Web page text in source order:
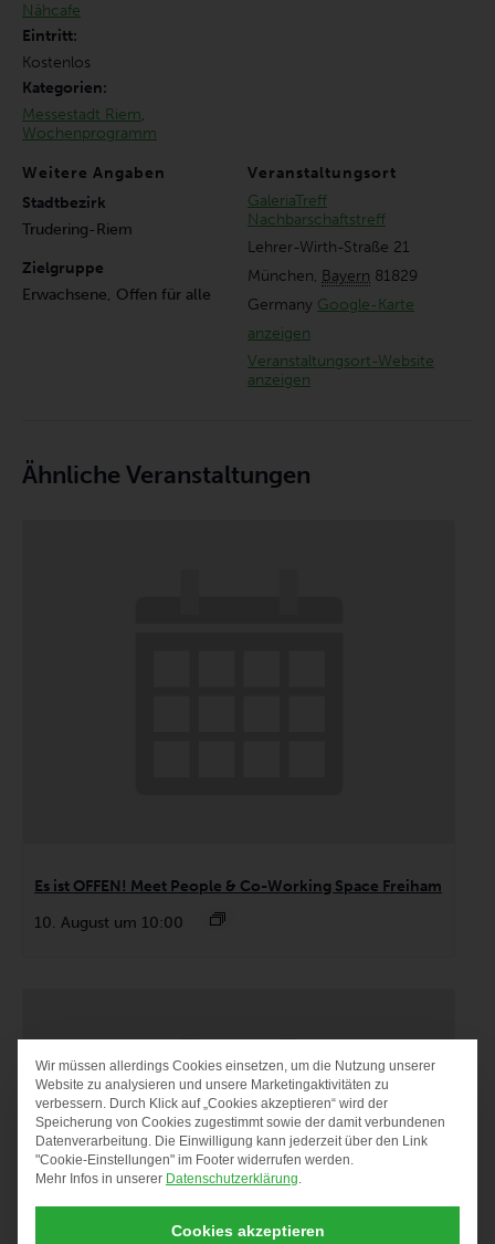
Nähcafe
Eintritt:
Kostenlos
Kategorien:
Messestadt Riem,
Wochenprogramm
Veranstaltungsort
GaleriaTreff
Nachbarschaftstreff
Lehrer-Wirth-Straße 21
München, Bayern 81829
Germany Google-Karte
anzeigen
Veranstaltungsort-Website
anzeigen
Weitere Angaben
Stadtbezirk
Trudering-Riem
Zielgruppe
Erwachsene, Offen für alle
Ähnliche Veranstaltungen
Es ist OFFEN! Meet People & Co-Working Space Freiham
10. August um 10:00
DATENSCHUTZ-
Wir müssen allerdings Cookies einsetzen, um die Nutzung unserer
Website zu analysieren und unsere Marketingaktivitäten zu
verbessern. Durch Klick auf „Cookies akzeptieren“ wird der
Speicherung von Cookies zugestimmt sowie der damit verbundenen
Datenverarbeitung. Die Einwilligung kann jederzeit über den Link
"Cookie-Einstellungen" im Footer widerrufen werden.
Mehr Infos in unserer Datenschutzerklärung.
Cookies akzeptieren